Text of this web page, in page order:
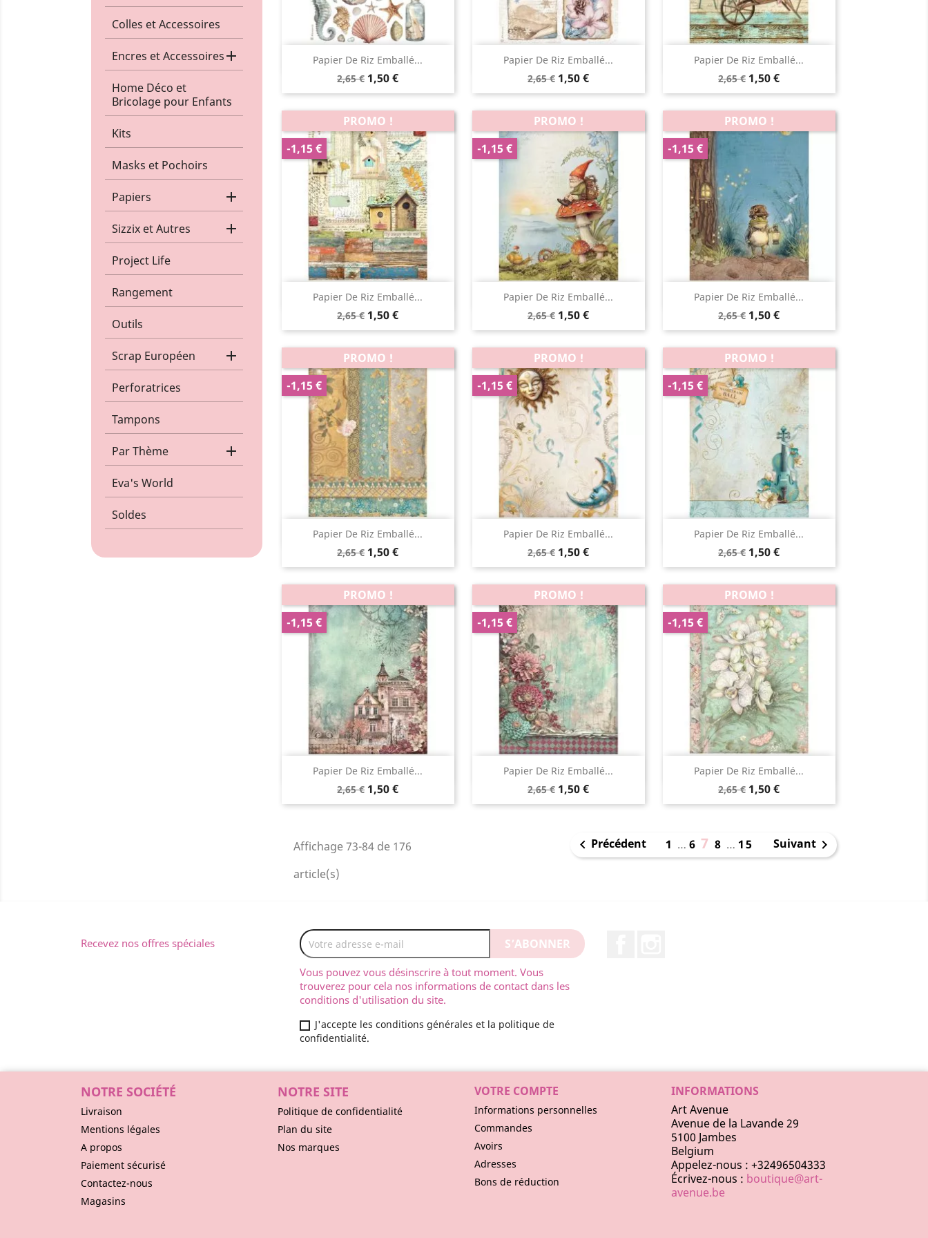
Colles et Accessoires
Encres et Accessoires
Home Déco et
Bricolage pour Enfants
Kits
Masks et Pochoirs
Papiers 
Sizzix et Autres 
Project Life
Rangement
Outils
Scrap Européen 
Perforatrices
Tampons
Par Thème 
Eva's World
Soldes
Papier De Riz Emballé...
2,65 € 1,50 €
Aperçu rapide
Papier De Riz Emballé...
2,65 € 1,50 €
Aperçu rapide
Papier De Riz Emballé...
2,65 € 1,50 €
Aperçu rapide
Papier De Riz Emballé...
2,65 € 1,50 €
PROMO !
-1,15 €
Aperçu rapide
Papier De Riz Emballé...
2,65 € 1,50 €
PROMO !
-1,15 €
Aperçu rapide
Papier De Riz Emballé...
2,65 € 1,50 €
PROMO !
-1,15 €
Aperçu rapide
Papier De Riz Emballé...
2,65 € 1,50 €
PROMO !
-1,15 €
Aperçu rapide
Papier De Riz Emballé...
2,65 € 1,50 €
PROMO !
-1,15 €
Aperçu rapide
Papier De Riz Emballé...
2,65 € 1,50 €
PROMO !
-1,15 €
Aperçu rapide
Papier De Riz Emballé...
2,65 € 1,50 €
PROMO !
-1,15 €
Aperçu rapide
Papier De Riz Emballé...
2,65 € 1,50 €
PROMO !
-1,15 €
Aperçu rapide
Papier De Riz Emballé...
2,65 € 1,50 €
PROMO !
-1,15 €
Aperçu rapide
Affichage 73-84 de 176
article(s)
 Précédent 1 … 678 … 15 Suivant
Recevez nos offres spéciales
Vous pouvez vous désinscrire à tout moment. Vous
trouverez pour cela nos informations de contact dans les
conditions d'utilisation du site.
J'accepte les conditions générales et la politique de
confidentialité.
NOTRE SOCIÉTÉ
Livraison
Mentions légales
A propos
Paiement sécurisé
Contactez-nous
Magasins
NOTRE SITE
Politique de confidentialité
Plan du site
Nos marques
VOTRE COMPTE
Informations personnelles
Commandes
Avoirs
Adresses
Bons de réduction
INFORMATIONS
Art Avenue
Avenue de la Lavande 29
5100 Jambes
Belgium
Appelez-nous : +32496504333
Écrivez-nous : boutique@art-
avenue.be